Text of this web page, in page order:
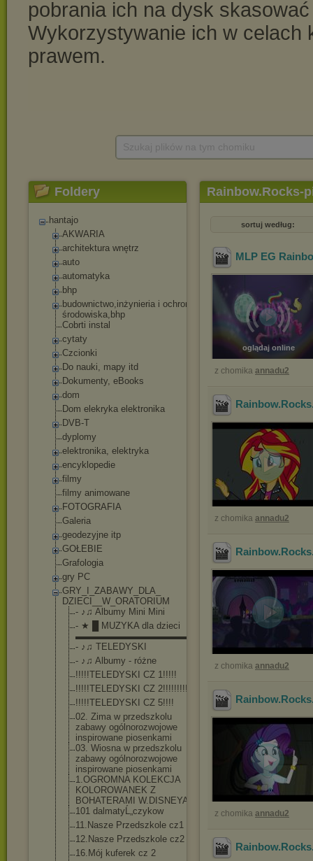
Foldery
hantajo
AKWARIA
architektura wnętrz
auto
automatyka
bhp
budownictwo,inżynieria i ochrona
środowiska,bhp
Cobrti instal
cytaty
Czcionki
Do nauki, mapy itd
Dokumenty, eBooks
dom
Dom elekryka elektronika
DVB-T
dyplomy
elektronika, elektryka
encyklopedie
filmy
filmy animowane
FOTOGRAFIA
Galeria
geodezyjne itp
GOŁEBIE
Grafologia
gry PC
GRY_I_ZABAWY_DLA_
DZIECI__W_ORATORI UM
- ♪♫ Albumy Mini Mini
- ★ █ MUZYKA dla dzieci
▬▬▬▬▬▬▬▬▬▬▬▬▬▬
- ♪♫ TELEDYSKI
- ♪♫ Albumy - różne
!!!!!TELEDYSKI CZ 1!!!!!
!!!!!TELEDYSKI CZ 2!!!!!!!!!!
!!!!!TELEDYSKI CZ 5!!!!
02. Zima w przedszkolu
zabawy ogólnorozwojowe
inspirowane piosenkami
03. Wiosna w przedszkolu
zabawy ogólnorozwojowe
inspirowane piosenkami
1.OGROMNA KOLEKCJA
KOLOROWANEK Z
BOHATERAMI W.DISNEYA!!!
101 dalmatyĹ„czykow
11.Nasze Przedszkole cz1
12.Nasze Przedszkole cz2
16.Mój kuferek cz 2
Rainbow.Rocks-
sortuj według:
MLP EG
oglądaj online
z chomika annadu2
z chomika annadu2
z chomika annadu2
z chomika annadu2